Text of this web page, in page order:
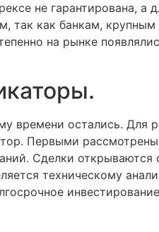
не гарантирована, а
так как банкам,
на рынке
времени остались. Для
Первыми
Сделки
техническому